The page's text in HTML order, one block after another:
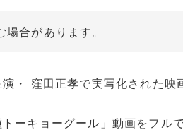
合があります。
・ 窪田正孝で実写化された映
ーキョーグール」動画をフル